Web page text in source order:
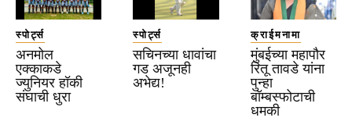
स्पोर्ट्स
अनमोल
एक्काकडे
ज्युनियर हॉकी
संघाची धुरा
स्पोर्ट्स
सचिनच्या धावांचा
गड अजूनही
अभेद्य!
क्राईमनामा
मुंबईच्या महापौर
रितू तावडे यांना
पुन्हा
बॉम्बस्फोटाची
धमकी